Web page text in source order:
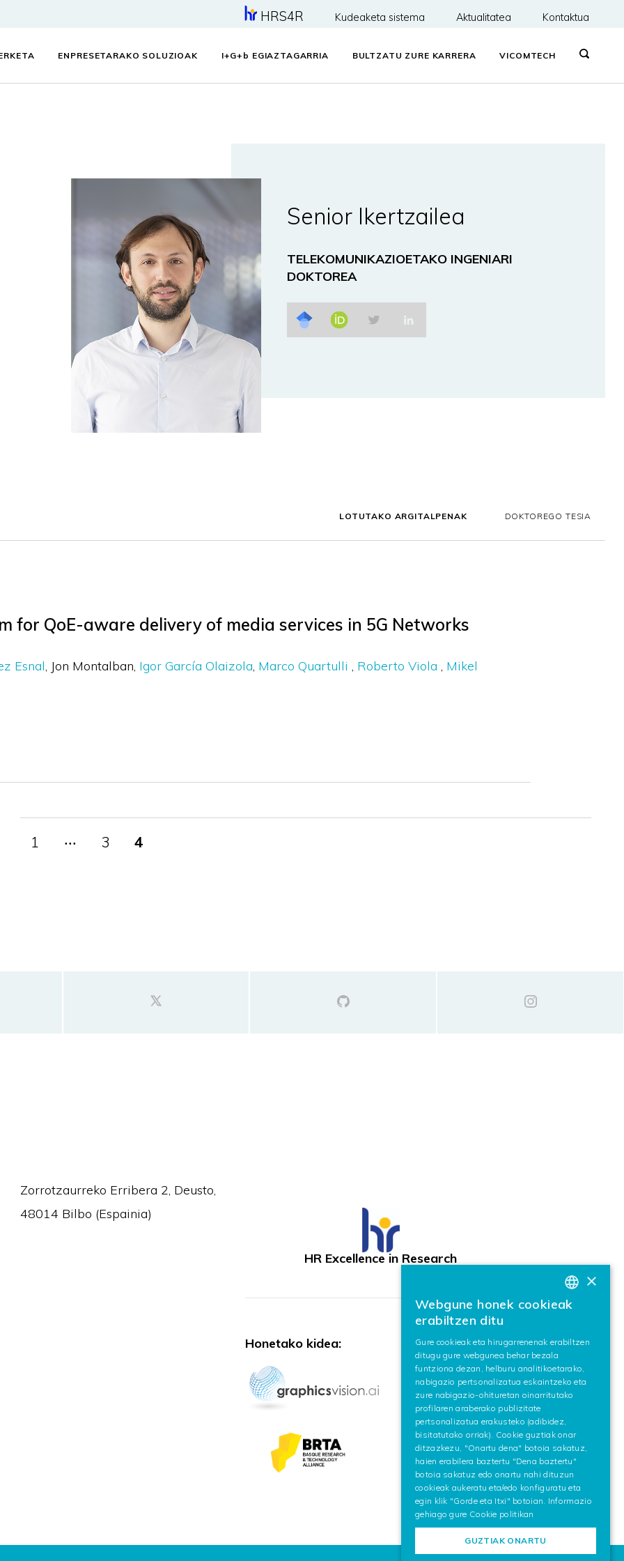
HRS4R Kudeaketa sistema Aktualitatea Kontaktua
ENPRESETARAKO SOLUZIOAK I+G+ b EGIAZTAGARRIA BULTZATU ZURE KARRERA VICOMTECH
Senior Ikertzailea
TELEKOMUNIKAZIOETAKO INGENIARI
DOKTOREA
LOTUTAKO ARGITALPENAK DOKTOREGO TESIA
for QoE-aware delivery of media services in 5G Networks
Esnal Jon Montalban Igor García Olaizola Marco Quartulli Roberto Viola
Mikel
1 ‧‧‧ 3 4
Zorrotzaurreko Erribera 2, Deusto,
48014 Bilbo (Espainia)
HR Excellence in Research
Honetako kidea:
BASQUE
×
Webgune honek cookieak
erabiltzen ditu
Gure cookieak eta hirugarrenenak erabiltzen
ditugu gure webgunea behar bezala
funtziona dezan, helburu analitikoetarako,
nabigazio pertsonalizatua eskaintzeko eta
zure nabigazio-ohituretan oinarritutako
profilaren araberako publizitate
pertsonalizatua erakusteko (adibidez,
bisitatutako orriak). Cookie guztiak onar
ditzazkezu, "Onartu dena" botoia sakatuz,
haien erabilera baztertu "Dena baztertu"
botoia sakatuz edo onartu nahi dituzun
cookieak aukeratu eta/edo konfiguratu eta
egin klik "Gorde eta Itxi" botoian. Informazio
gehiago gure Cookie politikan
GUZTIAK ONARTU